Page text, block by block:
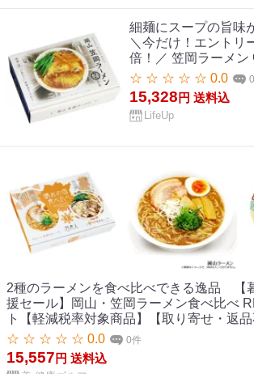
細麺にスープの旨味
＼今だけ！エントリ
倍！／ 笠岡ラーメン
食) PB-214 ×15個セ
☆ ☆ ☆ ☆ ☆ 0.0
15,328 円 送料込
LifeUp
2種のラーメンを食べ比べできる逸品 【
援セール】岡山・笠岡ラーメン食べ比べ
ト【軽減税率対象商品】【取り寄せ・返品
☆ ☆ ☆ ☆ ☆ 0.0
0件
15,557 円 送料込